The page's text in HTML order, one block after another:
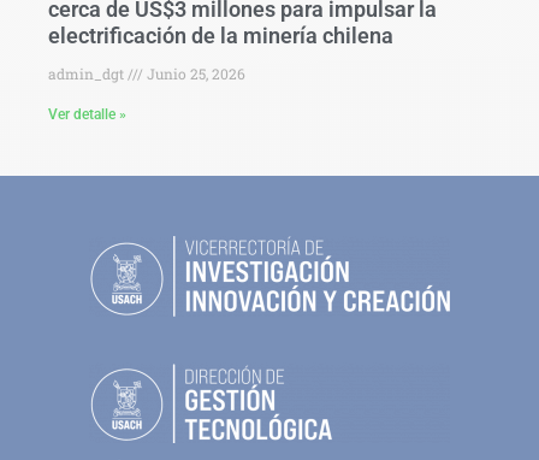
cerca de US$3 millones para impulsar la
electrificación de la minería chilena
admin_dgt Junio 25, 2026
Ver detalle »